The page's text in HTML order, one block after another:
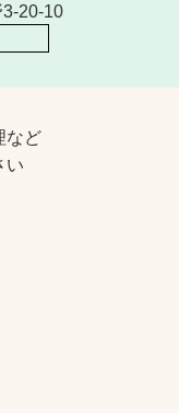
20-10
など
い